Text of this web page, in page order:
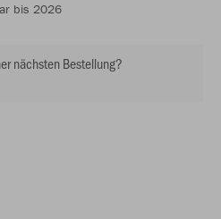
bis 2026
nächsten Bestellung?